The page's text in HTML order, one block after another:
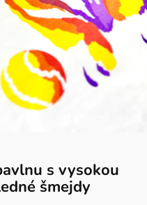
s vysokou
šmejdy